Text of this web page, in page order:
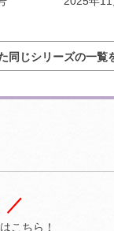
同じシリーズの一覧
／
こちら！